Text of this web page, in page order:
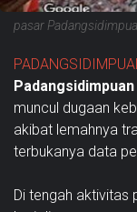
pasar
Padangsidimpuan
muncul dugaan
akibat lemahnya
terbukanya data
Di tengah aktivitas